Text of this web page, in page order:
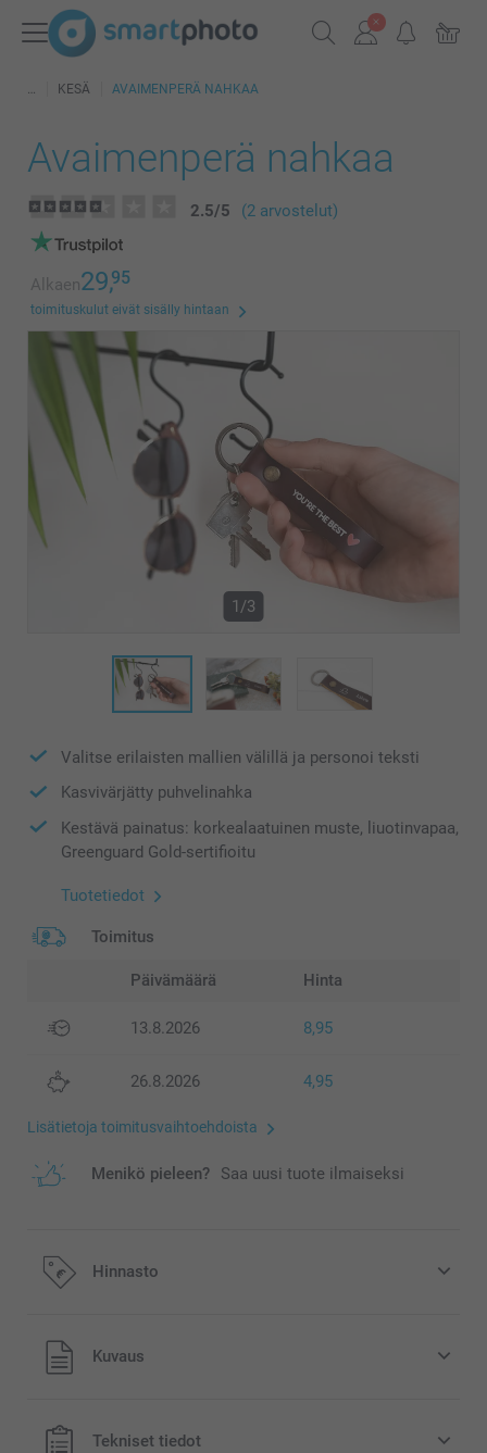
KESÄ AVAIMENPERÄ NAHKAA
Avaimenperä nahkaa
2.5/5 (2 arvostelut)
Alkaen29,95
toimituskulut eivät sisälly hintaan
1/3
Valitse erilaisten mallien välillä ja personoi teksti
Kasvivärjätty puhvelinahka
Kestävä painatus: korkealaatuinen muste, liuotinvapaa,
Greenguard Gold-sertifioitu
Tuotetiedot
Toimitus
Päivämäärä Hinta
13.8.2026 8,95
26.8.2026 4,95
Lisätietoja toimitusvaihtoehdoista
Menikö pieleen? Saa uusi tuote ilmaiseksi
Hinnasto
Kaikki hinnat ovat euroina, sisältävät arvonlisäveron ja
eivät sisällä postikuluja.
Kuvaus
Tekniset tiedot